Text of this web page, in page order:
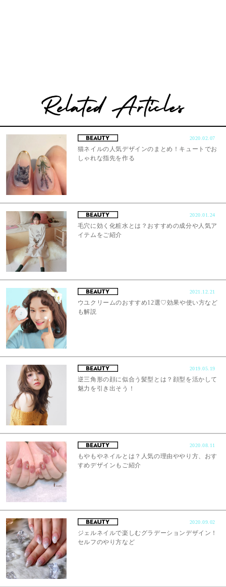
2020.02.07
猫ネイルの人気デザインのまとめ！キュートでお
しゃれな指先を作る
2020.01.24
毛穴に効く化粧水とは？おすすめの成分や人気ア
イテムをご紹介
2021.12.21
ウユクリームのおすすめ12選♡効果や使い方など
も解説
2019.05.19
逆三角形の顔に似合う髪型とは？顔型を活かして
魅力を引き出そう！
2020.08.11
もやもやネイルとは？人気の理由ややり方、おす
すめデザインもご紹介
2020.09.02
ジェルネイルで楽しむグラデーションデザイン！
セルフのやり方など